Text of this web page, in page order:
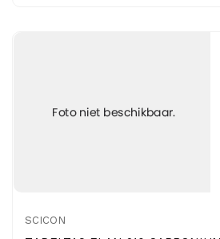
SCICON